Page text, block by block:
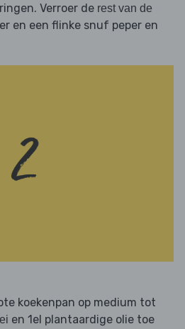
Verroer de rest van de
en een flinke snuf peper en
koekenpan op medium tot
ei en 1el plantaardige olie toe